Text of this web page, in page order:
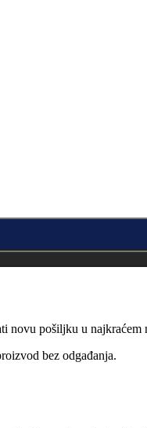
novu pošiljku u najkraćem
bez odgađanja.